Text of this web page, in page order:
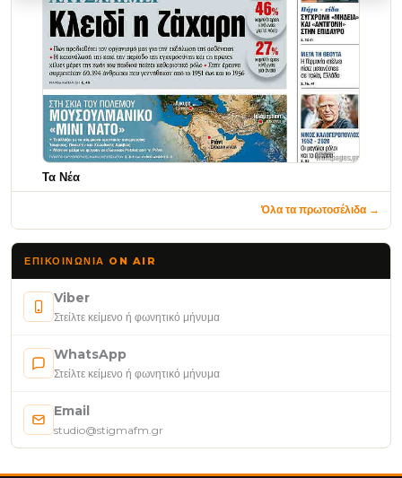
Τα Νέα
Όλα τα πρωτοσέλιδα →
ΕΠΙΚΟΙΝΩΝΊΑ ON AIR
Viber
Στείλτε κείμενο ή φωνητικό μήνυμα
WhatsApp
Στείλτε κείμενο ή φωνητικό μήνυμα
Email
studio@stigmafm.gr